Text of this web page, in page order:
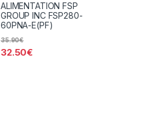
ALIMENTATION FSP
GROUP INC FSP280-
60PNA-E(PF)
32.50€
35.90€